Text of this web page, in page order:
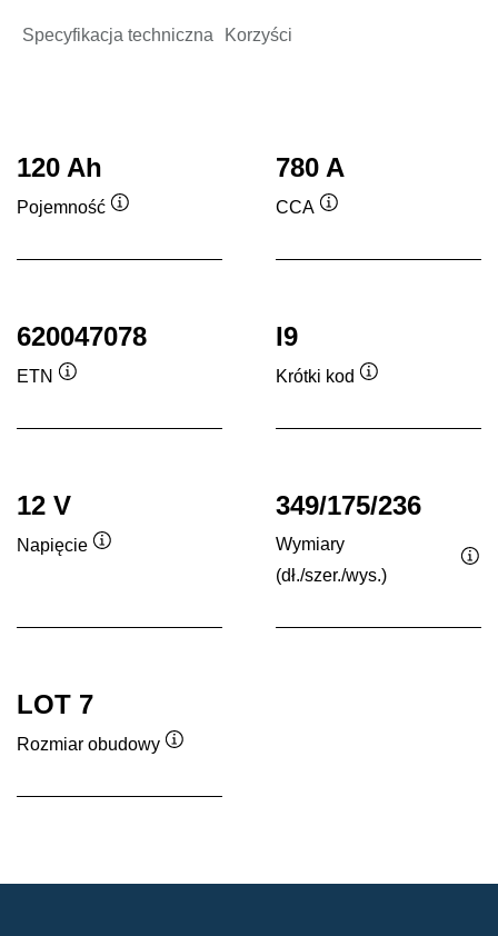
Specyfikacja techniczna Korzyści
120 Ah
Pojemność
780 A
CCA
620047078
ETN
I9
Krótki kod
12 V
Napięcie
349/175/236
Wymiary
(dł./szer./wys.)
LOT 7
Rozmiar obudowy